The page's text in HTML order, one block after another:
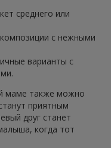
среднего или
с нежными
варианты с
маме также можно
приятным
друг станет
когда тот